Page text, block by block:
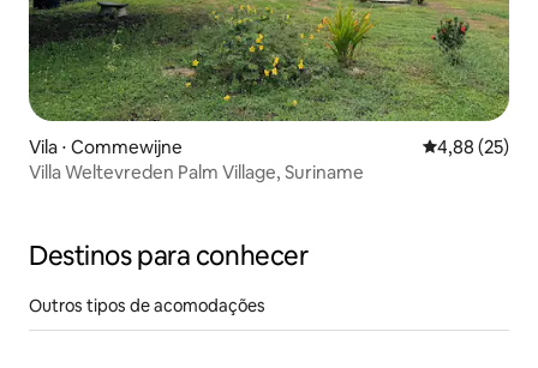
Vila ⋅ Commewijne 4,88 de uma
4,88 (25)
Villa Weltevreden Palm Village, Suriname
Destinos para conhecer
Outros tipos de acomodações